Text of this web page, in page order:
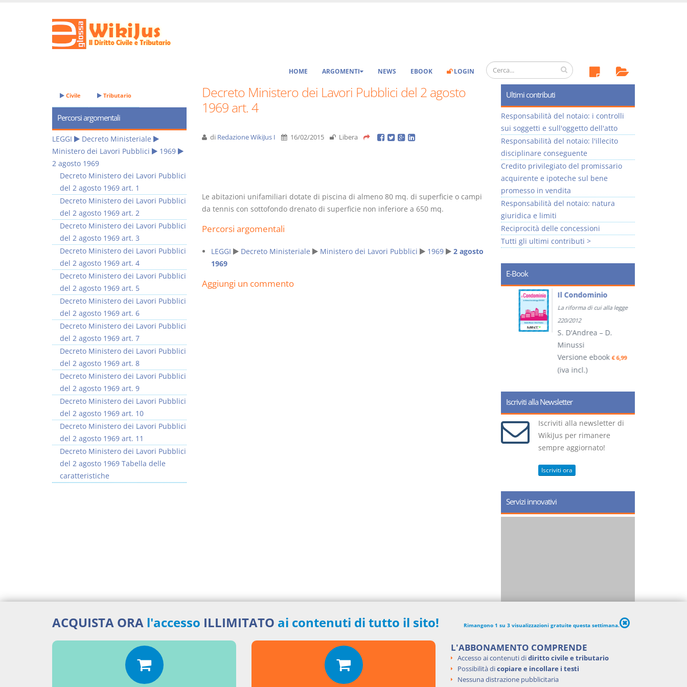
HOME ARGOMENTI NEWS EBOOK LOGIN
Decreto Ministero dei Lavori Pubblici del 2 agosto
1969 art. 4
di Redazione WikiJus I 16/02/2015 Libera
Le abitazioni unifamiliari dotate di piscina di almeno 80 mq. di superficie o campi
da tennis con sottofondo drenato di superficie non inferiore a 650 mq.
Percorsi argomentali
LEGGI Decreto Ministeriale Ministero dei Lavori Pubblici 1969
2 agosto
1969
Aggiungi un commento
Civile Tributario
Percorsi argomentali
LEGGI
Decreto Ministeriale
Ministero dei Lavori Pubblici
1969
2 agosto 1969
Decreto Ministero dei Lavori Pubblici
del 2 agosto 1969 art. 1
Decreto Ministero dei Lavori Pubblici
del 2 agosto 1969 art. 2
Decreto Ministero dei Lavori Pubblici
del 2 agosto 1969 art. 3
Decreto Ministero dei Lavori Pubblici
del 2 agosto 1969 art. 4
Decreto Ministero dei Lavori Pubblici
del 2 agosto 1969 art. 5
Decreto Ministero dei Lavori Pubblici
del 2 agosto 1969 art. 6
Decreto Ministero dei Lavori Pubblici
del 2 agosto 1969 art. 7
Decreto Ministero dei Lavori Pubblici
del 2 agosto 1969 art. 8
Decreto Ministero dei Lavori Pubblici
del 2 agosto 1969 art. 9
Decreto Ministero dei Lavori Pubblici
del 2 agosto 1969 art. 10
Decreto Ministero dei Lavori Pubblici
del 2 agosto 1969 art. 11
Decreto Ministero dei Lavori Pubblici
del 2 agosto 1969 Tabella delle
caratteristiche
Ultimi contributi
Responsabilità del notaio: i controlli
sui soggetti e sull'oggetto dell'atto
Responsabilità del notaio: l'illecito
disciplinare conseguente
Credito privilegiato del promissario
acquirente e ipoteche sul bene
promesso in vendita
Responsabilità del notaio: natura
giuridica e limiti
Reciprocità delle concessioni
Tutti gli ultimi contributi >
E-Book
Usufrutto Uso e
Versione ebook
Prescrizione e
decadenza
D. Minussi
Versione ebook
(iva incl.)
Il Condominio
La riforma di cui alla legge
220/2012
S. D'Andrea – D.
Minussi
Versione ebook€ 6,99
(iva incl.)
Iscriviti alla Newsletter
Iscriviti alla newsletter di
WikiJus per rimanere
sempre aggiornato!
Iscriviti ora
Servizi innovativi
ACQUISTA ORA l'accesso ILLIMITATO ai contenuti di tutto il sito! Rimangono 1 su 3 visualizzazioni gratuite questa settimana.
L'ABBONAMENTO COMPRENDE
Accesso ai contenuti didiritto civile e tributario
Possibilità dicopiare e incollare i testi
Nessuna distrazione pubblicitaria